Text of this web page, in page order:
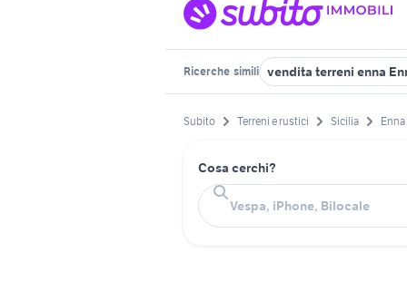
Ricerche simili vendita terreni enna
Subito Terreni e rustici Sicilia
Cosa cerchi?